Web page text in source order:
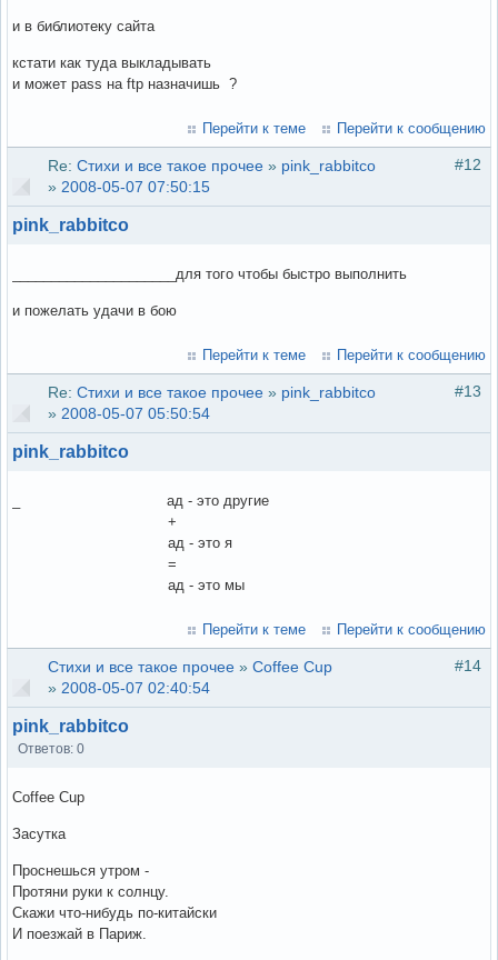
и в библиотеку сайта
кстати как туда выкладывать
и может pass на ftp назначишь ?
Перейти к теме Перейти к сообщению
#12
Re: Стихи и все такое прочее » pink_rabbitco
» 2008-05-07 07:50:15
pink_rabbitco
_____________________для того чтобы быстро выполнить
и пожелать удачи в бою
Перейти к теме Перейти к сообщению
#13
Re: Стихи и все такое прочее » pink_rabbitco
» 2008-05-07 05:50:54
pink_rabbitco
_ ад - это другие
+
ад - это я
=
ад - это мы
Перейти к теме Перейти к сообщению
#14
Стихи и все такое прочее » Coffee Cup
» 2008-05-07 02:40:54
pink_rabbitco
Ответов: 0
Coffee Cup
Засутка
Проснешься утром -
Протяни руки к солнцу.
Скажи что-нибудь по-китайски
И поезжай в Париж.